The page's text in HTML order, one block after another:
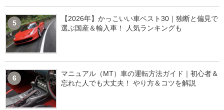
5
【2026年】かっこいい車ベスト30｜独断と偏見で
選ぶ国産＆輸入車！ 人気ランキングも
6
マニュアル（MT）車の運転方法ガイド｜初心者＆
忘れた人でも大丈夫！ やり方＆コツを解説